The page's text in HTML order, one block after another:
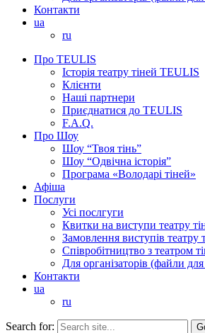
Контакти
ua
ru
Про TEULIS
Історія театру тіней TEULIS
Клієнти
Наші партнери
Приєднатися до TEULIS
F.A.Q.
Про Шоу
Шоу “Твоя тінь”
Шоу “Одвічна історія”
Програма «Володарі тіней»
Афіша
Послуги
Усі послгуги
Квитки на виступи театру
Замовлення виступів театру
Співробітництво з театром
Для організаторів (файли
Контакти
ua
ru
Search for: